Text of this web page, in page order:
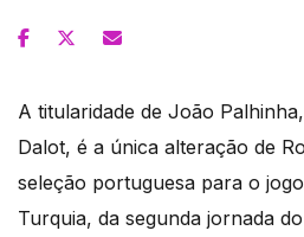
A titularidade de João
Dalot, é a única alteração de
seleção portuguesa para o
Turquia, da segunda jornada